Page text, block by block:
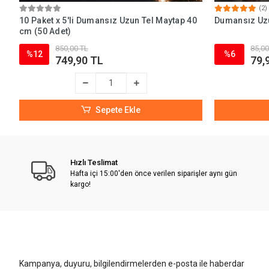
10 Paket x 5'li Dumansız Uzun Tel Maytap 40
cm (50 Adet)
%12
850,00 TL
749,90 TL
Sepete Ekle
(2)
Dumansız
%6
Hızlı Teslimat
Hafta içi 15:00'den önce verilen siparişler aynı gün
kargo!
Kampanya, duyuru, bilgilendirmelerden e-posta ile haberdar